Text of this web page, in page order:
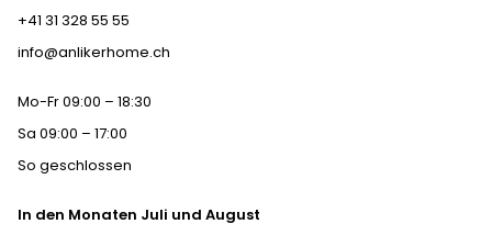
+41 31 328 55 55
info@anlikerhome.ch
Mo-Fr 09:00 – 18:30
Sa 09:00 – 17:00
So geschlossen
In den Monaten Juli und August